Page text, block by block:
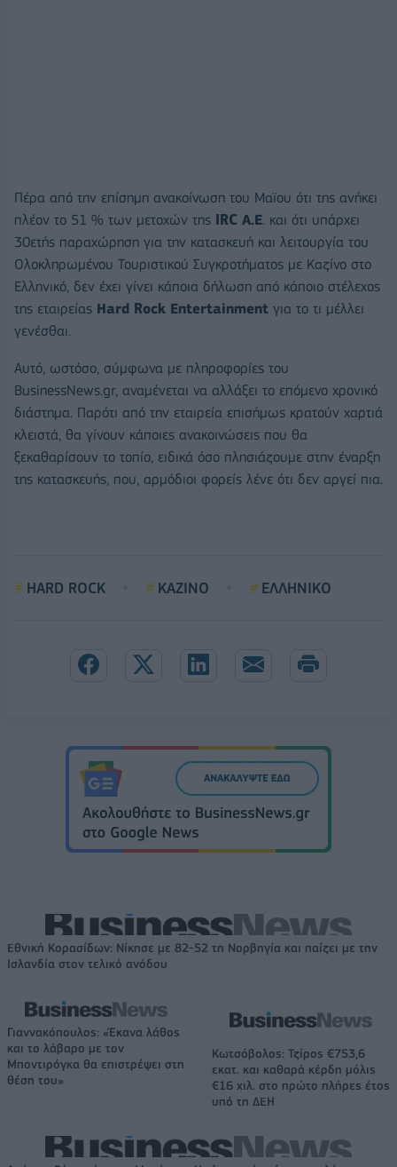
Πέρα από την επίσημη ανακοίνωση του Μαϊου ότι της ανήκει
πλέον το 51 % των μετοχών της IRC Α.Ε. και ότι υπάρχει
30ετής παραχώρηση για την κατασκευή και λειτουργία του
Ολοκληρωμένου Τουριστικού Συγκροτήματος με Καζίνο στο
Ελληνικό, δεν έχει γίνει κάποια δήλωση από κάποιο στέλεχος
της εταιρείας Hard Rock Entertainment για το τι μέλλει
γενέσθαι.
Αυτό, ωστόσο, σύμφωνα με πληροφορίες του
BusinessNews.gr, αναμένεται να αλλάξει το επόμενο χρονικό
διάστημα. Παρότι από την εταιρεία επισήμως κρατούν χαρτιά
κλειστά, θα γίνουν κάποιες ανακοινώσεις που θα
ξεκαθαρίσουν το τοπίο, ειδικά όσο πλησιάζουμε στην έναρξη
της κατασκευής, που, αρμόδιοι φορείς λένε ότι δεν αργεί πια.
HARD ROCK ΚΑΖΙΝΟ ΕΛΛΗΝΙΚΟ
Εθνική Κορασίδων: Νίκησε με 82-52 τη Νορβηγία και παίζει με την
Ισλανδία στον τελικό ανόδου
Γιαννακόπουλος: «Έκανα λάθος
και το λάβαρο με τον
Μποντιρόγκα θα επιστρέψει στη
θέση του»
Κωτσόβολος: Τζίρος €753,6
εκατ. και καθαρά κέρδη μόλις
€16 χιλ. στο πρώτο πλήρες έτος
υπό τη ΔΕΗ